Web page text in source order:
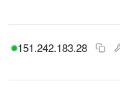
151.242.183.28